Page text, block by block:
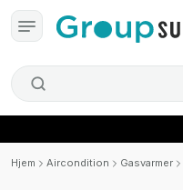
Hjem Aircondition Gasvarmer